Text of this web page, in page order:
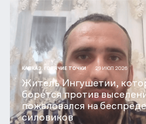
КАВКАЗ. ГОРЯЧИЕ ТОЧКИ 29 ИЮЛ 2026
Житель Ингушетии,
борется против
пожаловался на
силовиков